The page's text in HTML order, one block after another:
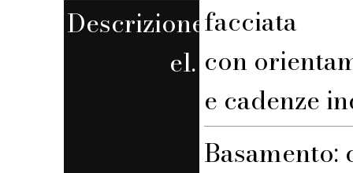
Descrizione
el.
facciata
con
e cadenze